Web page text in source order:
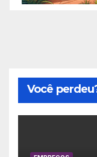
Você